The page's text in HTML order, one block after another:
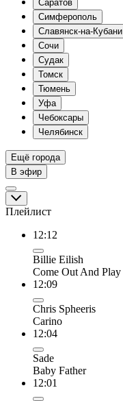
Саратов
Симферополь
Славянск-на-Кубани
Сочи
Судак
Томск
Тюмень
Уфа
Чебоксары
Челябинск
Ещё города
В эфир
Плейлист
12:12
Billie Eilish
Come Out And Play
12:09
Chris Spheeris
Carino
12:04
Sade
Baby Father
12:01